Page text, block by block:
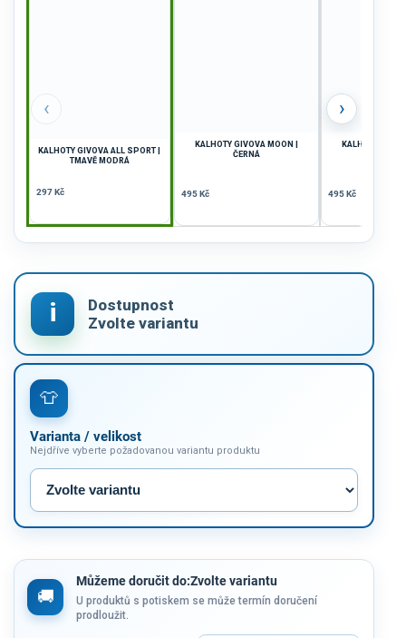
‹
KALHOTY GIVOVA ALL SPORT |
TMAVĚ MODRÁ
297 Kč
KALHOTY GIVOVA MOON |
ČERNÁ
495 Kč
KALHOTY
495 Kč
›
Varianta / velikost
Nejdříve vyberte požadovanou variantu produktu
Můžeme doručit do:Zvolte variantu
U produktů s potiskem se může termín doručení
prodloužit.